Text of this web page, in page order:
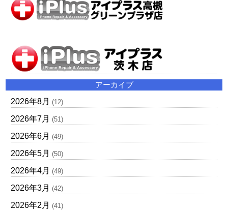
アーカイブ
2026年8月 (12)
2026年7月 (51)
2026年6月 (49)
2026年5月 (50)
2026年4月 (49)
2026年3月 (42)
2026年2月 (41)